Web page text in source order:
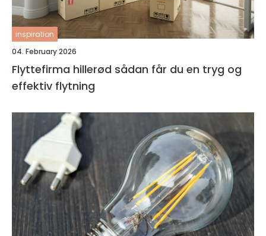
inspiration
04. February 2026
Flyttefirma hillerød sådan får du en tryg og
effektiv flytning